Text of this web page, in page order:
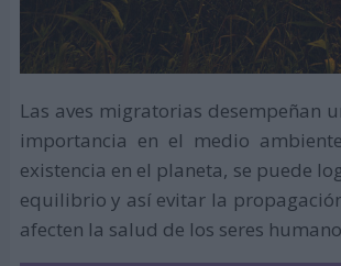
Las aves migratorias desempeñan
importancia en el medio
existencia en el planeta, se puede
equilibrio y así evitar la
afecten la salud de los seres